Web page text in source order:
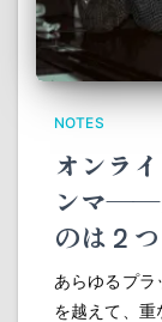
NOTES
オンラ
ンマ――
のは２
あらゆるプラ
を越えて、重